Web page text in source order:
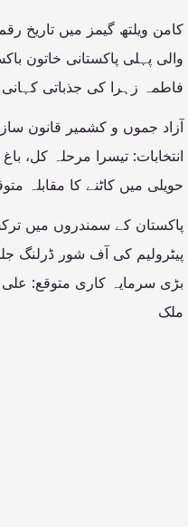
کامن ویلتھ گیمز میں تاریخ
والی پہلی پاکستانی خاتون
فاطمہ زہرا کی جذباتی کہانی
آزاد جموں و کشمیر قانون
انتخابات: تیسرا مرحلہ کل، باغ
حویلی میں کاٹنے کا مقابلہ
پاکستان کے سمندروں میں
پیٹرولیم کی آف شور ڈرلنگ
بڑی سرمایہ کاری متوقع: علی
ملک